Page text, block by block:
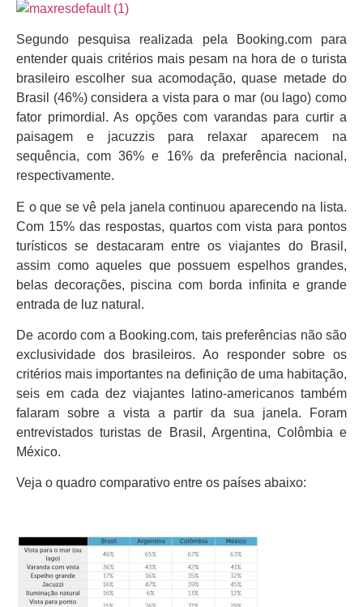
Segundo pesquisa realizada pela Booking.com para
entender quais critérios mais pesam na hora de o turista
brasileiro escolher sua acomodação, quase metade do
Brasil (46%) considera a vista para o mar (ou lago) como
fator primordial. As opções com varandas para curtir a
paisagem e jacuzzis para relaxar aparecem na
sequência, com 36% e 16% da preferência nacional,
respectivamente.
E o que se vê pela janela continuou aparecendo na lista.
Com 15% das respostas, quartos com vista para pontos
turísticos se destacaram entre os viajantes do Brasil,
assim como aqueles que possuem espelhos grandes,
belas decorações, piscina com borda infinita e grande
entrada de luz natural.
De acordo com a Booking.com, tais preferências não são
exclusividade dos brasileiros. Ao responder sobre os
critérios mais importantes na definição de uma habitação,
seis em cada dez viajantes latino-americanos também
falaram sobre a vista a partir da sua janela. Foram
entrevistados turistas de Brasil, Argentina, Colômbia e
México.
Veja o quadro comparativo entre os países abaixo: